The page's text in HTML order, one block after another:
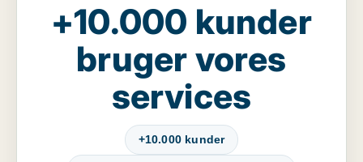
+10.000 kunder
bruger vores
services
+10.000 kunder